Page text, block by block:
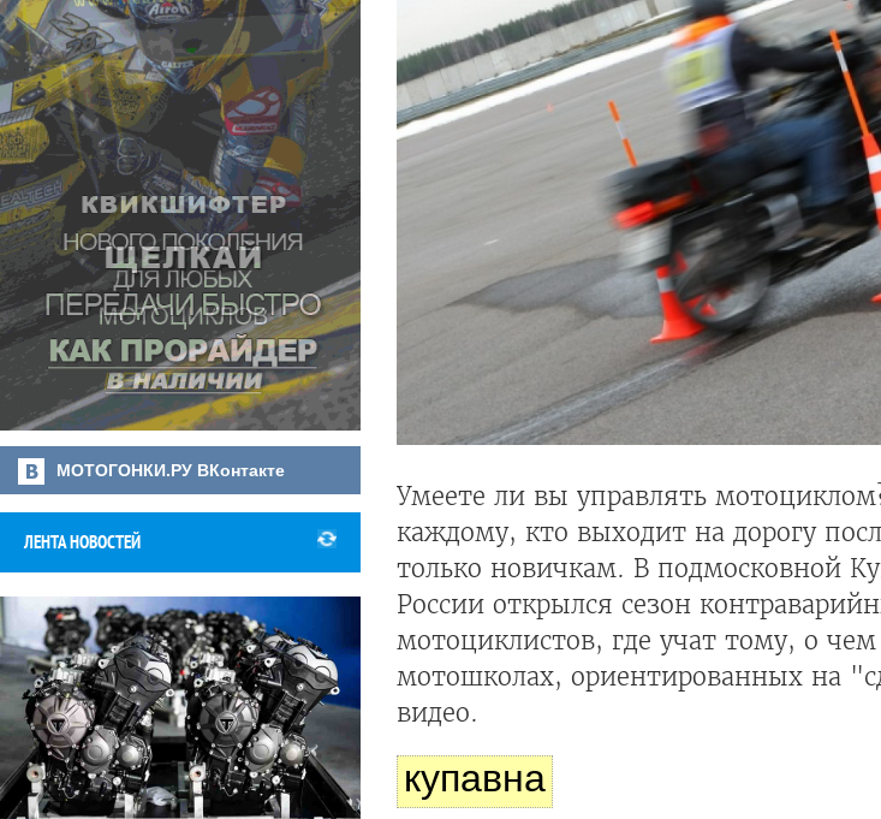
МОТОГОНКИ.РУ ВКонтакте
ЛЕНТА НОВОСТЕЙ
Умеете ли вы управлять
каждому, кто выходит на дорогу
только новичкам. В подмосковной
России открылся сезон
мотоциклистов, где учат тому, о чем
мотошколах, ориентированных на
видео.
купавна